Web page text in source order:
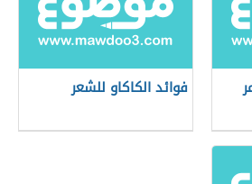
فوائد الكاكاو للشعر